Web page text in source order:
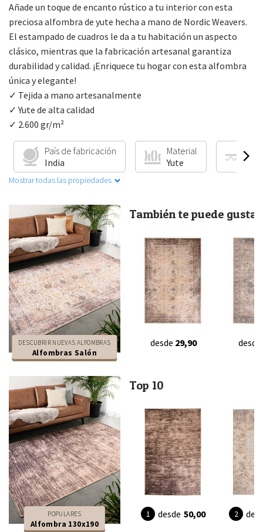
Añade un toque de encanto rústico a tu interior con esta
preciosa alfombra de yute hecha a mano de Nordic Weavers.
El estampado de cuadros le da a tu habitación un aspecto
clásico, mientras que la fabricación artesanal garantiza
durabilidad y calidad. ¡Enriquece tu hogar con esta alfombra
única y elegante!
✓ Tejida a mano artesanalmente
✓ Yute de alta calidad
✓ 2.600 gr/m²
País de fabricación
India
Material
Yute
Mostrar todas las propiedades
DESCUBRIR NUEVAS ALFOMBRAS
Alfombras Salón
También te puede
desde 29,90 desde
POPULARES
Alfombra 130x190
Top 10
desde 50,00